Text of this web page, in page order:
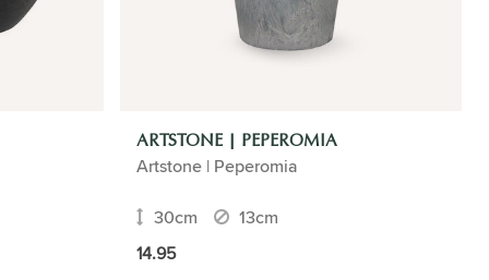
ARTSTONE | PEPEROMIA
Artstone | Peperomia
30cm
13cm
14.95